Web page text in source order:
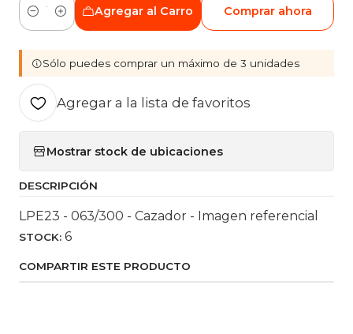
Cantidad
Agregar al Carro Comprar ahora
Sólo puedes comprar un máximo de 3 unidades
Agregar a la lista de favoritos
Mostrar stock de ubicaciones
DESCRIPCIÓN
LPE23 - 063/300 - Cazador - Imagen referencial
STOCK: 6
COMPARTIR ESTE PRODUCTO